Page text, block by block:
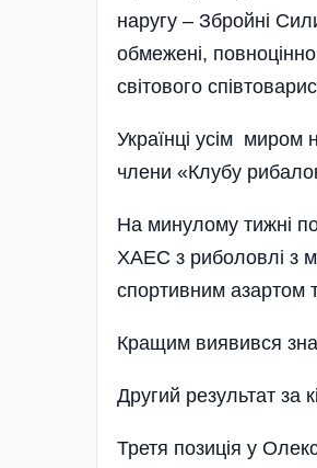
наругу – Збройні
обмежені,
світового
Українці усім миром
члени «Клубу
На минуло­му тижні
ХАЕС з риболовлі з
спортивним аза­ртом
Кращим ви­я­ви­вся
Другий ре­зультат за
Третя позиція у